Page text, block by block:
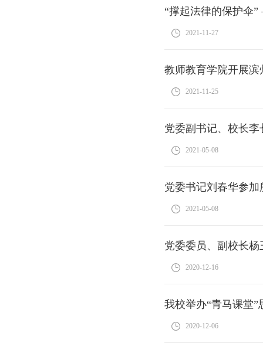
“撑起法律的保护伞
2021-11-27
教师教育学院开展
2021-11-25
党委副书记、校长
2021-05-08
党委书记刘春华参
2021-05-08
党委委员、副校长
2020-12-16
我校举办“青马课堂
2020-12-06